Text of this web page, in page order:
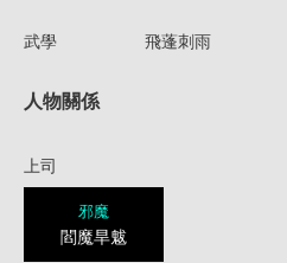
武學 飛蓬刺雨
人物關係
上司
邪魔
閻魔旱魃